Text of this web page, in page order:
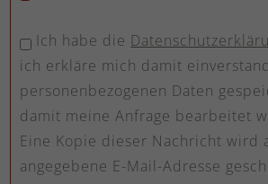
Ich habe die
ich erkläre mich damit
personenbezogenen Daten
damit meine Anfrage bearbeitet
Eine Kopie dieser Nachricht wird
angegebene E-Mail-Adresse